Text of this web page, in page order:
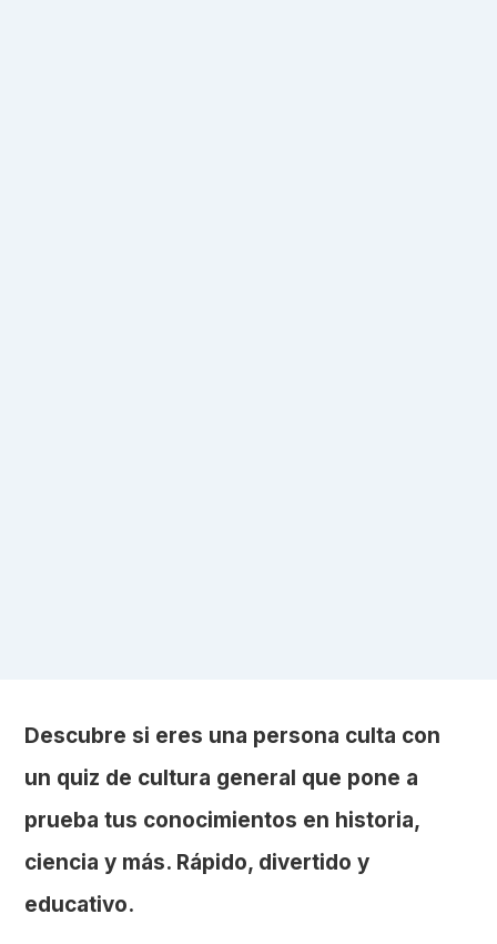
Descubre si eres una persona culta con
un quiz de cultura general que pone a
prueba tus conocimientos en historia,
ciencia y más. Rápido, divertido y
educativo.